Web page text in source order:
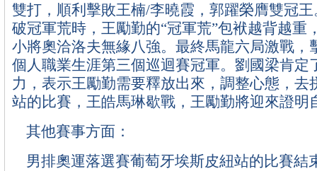
雙打，順利擊敗王楠/李曉霞，郭躍榮膺雙冠
破冠軍荒時，王勵勤的“冠軍荒”包袱越背越重
小將奧洽洛夫無緣八強。最終馬龍六局激戰，
個人職業生涯第三個巡迴賽冠軍。劉國梁肯定
力，表示王勵勤需要釋放出來，調整心態，去
站的比賽，王皓馬琳歇戰，王勵勤將迎來證明
其他賽事方面：
男排奧運落選賽葡萄牙埃斯皮紐站的比賽結